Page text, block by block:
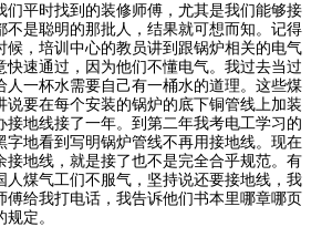
们平时找到的装修师傅，尤其是我们能够接
不是聪明的那批人，结果就可想而知。记得
候，培训中心的教员讲到跟锅炉相关的电气
快速通过，因为他们不懂电气。我过去当过
人一杯水需要自己有一桶水的道理。这些煤
说要在每个安装的锅炉的底下铜管线上加装
接地线接了一年。到第二年我考电工学习的
字地看到写明锅炉管线不再用接地线。现在
接地线，就是接了也不是完全合乎规范。有
人煤气工们不服气，坚持说还要接地线，我
傅给我打电话，我告诉他们书本里哪章哪页
定。